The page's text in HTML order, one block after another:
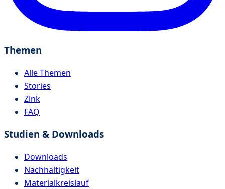
Themen
Alle Themen
Stories
Zink
FAQ
Studien & Downloads
Downloads
Nachhaltigkeit
Materialkreislauf